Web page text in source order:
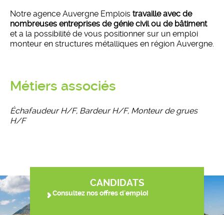
Notre agence Auvergne Emplois travaille avec de
nombreuses entreprises de génie civil ou de bâtiment
et a la possibilité de vous positionner sur un emploi
monteur en structures métalliques en région Auvergne.
Métiers associés
Échafaudeur H/F, Bardeur H/F, Monteur de grues
H/F
CANDIDATS
Consultez nos offres d'emploi